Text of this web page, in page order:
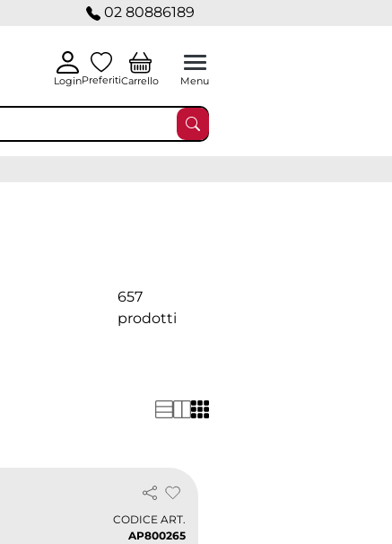
02 80886189
LoginPreferitiCarrello Menu
657
prodotti
CODICE ART.
AP800265